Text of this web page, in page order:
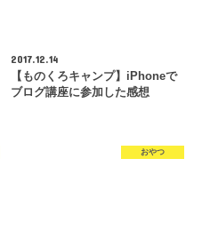
2017.12.14
【ものくろキャンプ】iPhoneで
ブログ講座に参加した感想
おやつ